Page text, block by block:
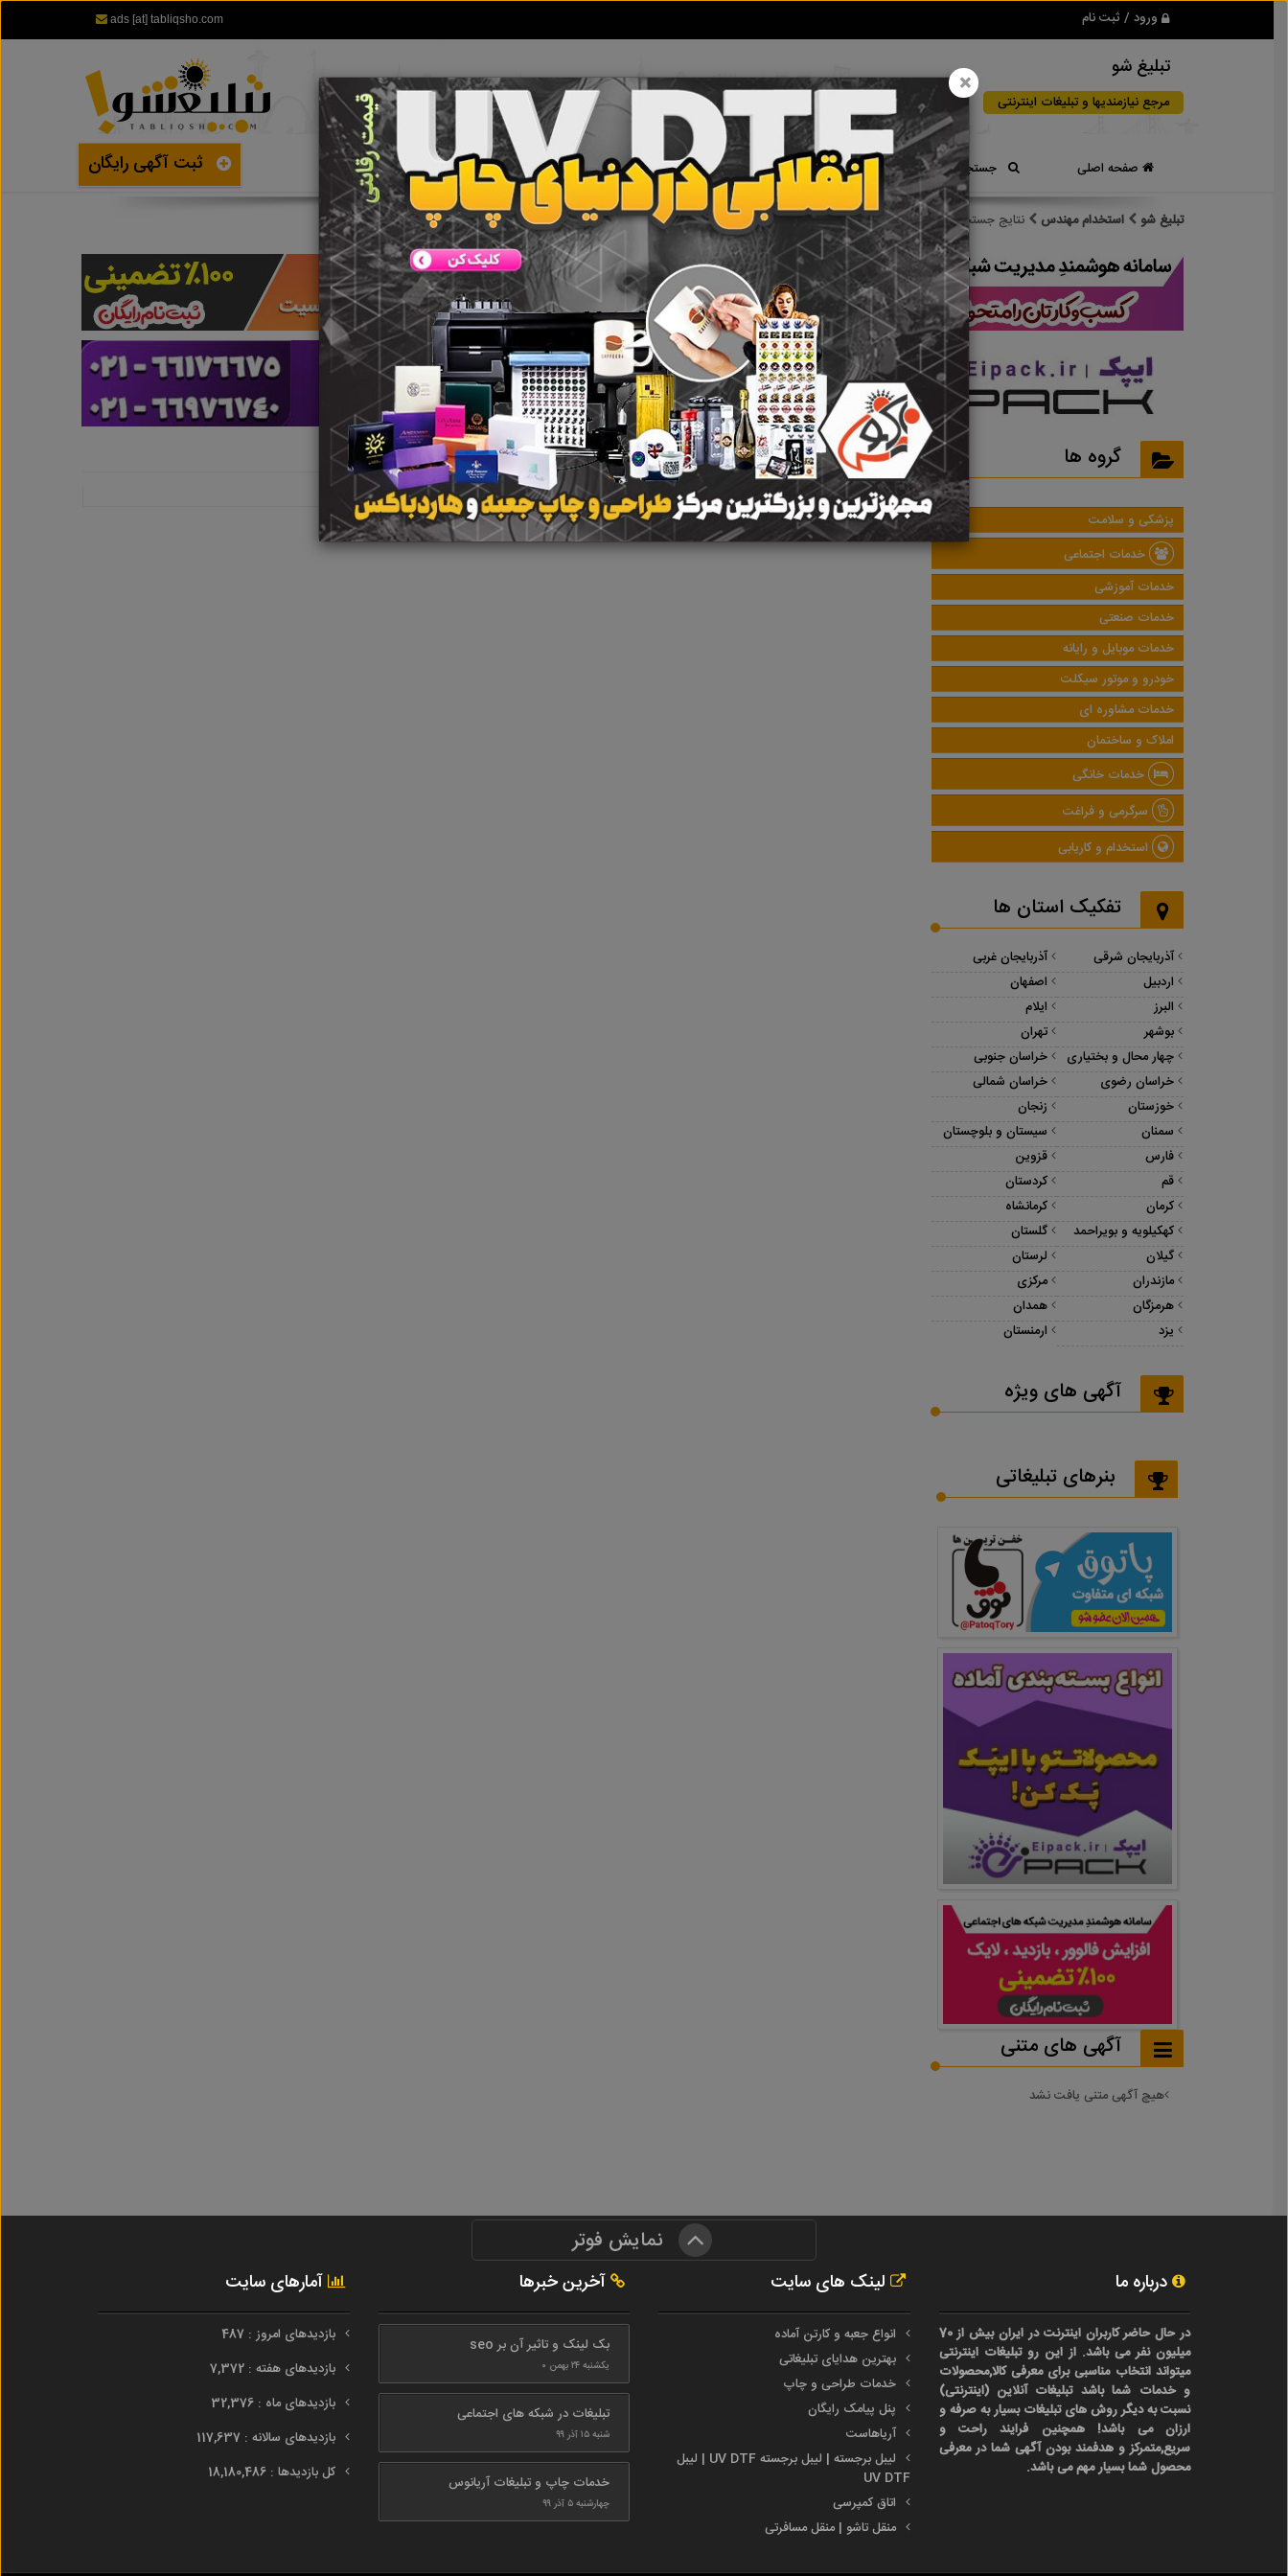
ورود / ثبت نام ads [at] tabliqsho.com
تبلیغ شو
مرجع نیازمندیها و تبلیغات اینترنتی
صفحه اصلی جستجوی سریع تعرفه آگهی ها خبرهای سایت تماس با ما ثبت آگهی رایگان
تبلیغ شو استخدام مهندس نتایج جستجو برای برچسباستخدام مهندس
نتایج جستجو برای برچسباستخدام مهندس گروه ها
پزشکی و سلامت
خدمات اجتماعی
خدمات آموزشی
خدمات صنعتی
خدمات موبایل و رایانه
خودرو و موتور سیکلت
خدمات مشاوره ای
املاک و ساختمان
خدمات خانگی
سرگرمی و فراغت
استخدام و کاریابی
تفکیک استان ها
آذربایجان شرقی
آذربایجان غربی
اردبیل
اصفهان
البرز
ایلام
بوشهر
تهران
چهار محال و بختیاری
خراسان جنوبی
خراسان رضوی
خراسان شمالی
خوزستان
زنجان
سمنان
سیستان و بلوچستان
فارس
قزوین
قم
کردستان
کرمان
کرمانشاه
کهکیلویه و بویراحمد
گلستان
گیلان
لرستان
مازندران
مرکزی
هرمزگان
همدان
یزد
ارمنستان
آگهی های ویژه
بنرهای تبلیغاتی
آگهی های متنی
هیچ آگهی متنی یافت نشد
نمایش فوتر
درباره ما
در حال حاضر کاربران اینترنت در ایران بیش از 70
میلیون نفر می باشد. از این رو تبلیغات اینترنتی
میتواند انتخاب مناسبی برای معرفی کالا,محصولات
و خدمات شما باشد تبلیغات آنلاین (اینترنتی)
نسبت به دیگر روش های تبلیغات بسیار به صرفه و
ارزان می باشد! همچنین فرایند راحت و
سریع,متمرکز و هدفمند بودن آگهی شما در معرفی
محصول شما بسیار مهم می باشد.
لینک های سایت
انواع جعبه و کارتن آماده
بهترین هدایای تبلیغاتی
خدمات طراحی و چاپ
پنل پیامک رایگان
آریاهاست
لیبل برجسته | لیبل برجسته UV DTF | لیبل
UV DTF
اتاق کمپرسی
منقل تاشو | منقل مسافرتی
آخرین خبرها
بک لینک و تاثیر آن بر seo
یکشنبه ۲۴ بهمن ۰
تبلیغات در شبکه های اجتماعی
شنبه ۱۵ آذر ۹۹
خدمات چاپ و تبلیغات آریانوس
چهارشنبه ۵ آذر ۹۹
آمارهای سایت
بازدیدهای امروز : 487
بازدیدهای هفته : 7,372
بازدیدهای ماه : 32,376
بازدیدهای سالانه : 117,637
کل بازدیدها : 18,180,486
×